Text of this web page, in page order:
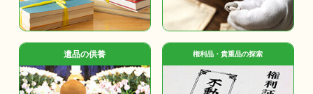
遺品の供養 権利品・貴重品の探索